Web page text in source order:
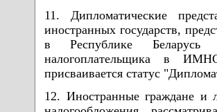
11. Дипломатические
иностранных государств,
в Республике Беларусь
налогоплательщика в
присваивается статус
12. Иностранные граждане и